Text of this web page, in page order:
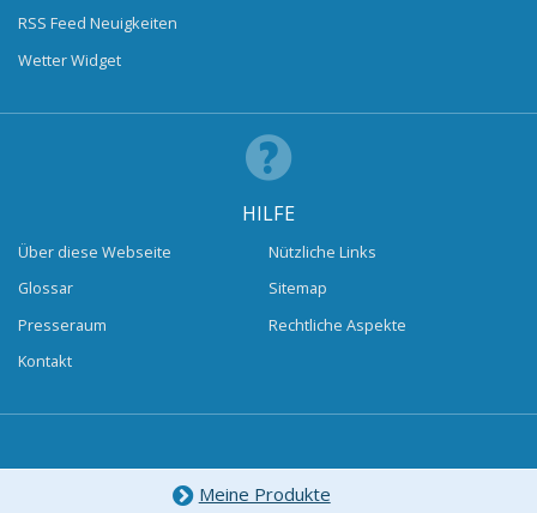
RSS Feed Neuigkeiten
Wetter Widget
HILFE
Über diese Webseite
Glossar
Presseraum
Kontakt
Nützliche Links
Sitemap
Rechtliche Aspekte
Meine Produkte